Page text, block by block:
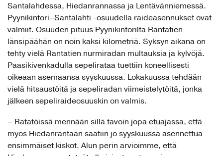
Santalahdessa, Hiedanrannassa ja Lentävänniemessä.
Pyynikintori–Santalahti -osuudella raideasennukset ovat
valmiit. Osuuden pituus Pyynikintorilta Rantatien
länsipäähän on noin kaksi kilometriä. Syksyn aikana on
tehty vielä Rantatien nurmiradan multauksia ja kylvöjä.
Paasikivenkadulla sepelirataa tuettiin koneellisesti
oikeaan asemaansa syyskuussa. Lokakuussa tehdään
vielä hitsaustöitä ja sepeliradan viimeistelytöitä, jonka
jälkeen sepeliraideosuuskin on valmis.
– Ratatöissä mennään sillä tavoin jopa etuajassa, että
myös Hiedanrantaan saatiin jo syyskuussa asennettua
ensimmäiset kiskot. Alun perin arvioimme, että